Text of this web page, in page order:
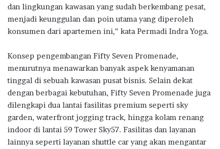
dan lingkungan kawasan yang sudah berkembang pesat,
menjadi keunggulan dan poin utama yang diperoleh
konsumen dari apartemen ini,” kata Permadi Indra Yoga.
Konsep pengembangan Fifty Seven Promenade,
menurutnya menawarkan banyak aspek kenyamanan
tinggal di sebuah kawasan pusat bisnis. Selain dekat
dengan berbagai kebutuhan, Fifty Seven Promenade juga
dilengkapi dua lantai fasilitas premium seperti sky
garden, waterfront jogging track, hingga kolam renang
indoor di lantai 59 Tower Sky57. Fasilitas dan layanan
lainnya seperti layanan shuttle car yang akan mengantar